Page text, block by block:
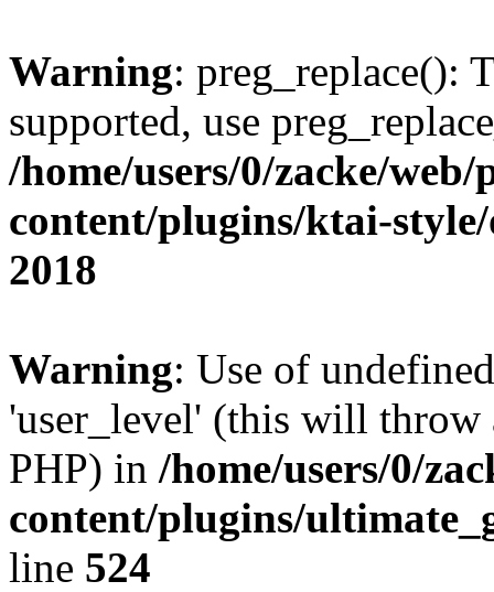
Warning: preg_replace():
supported, use
/home/users/0/zacke/
content/plugins/ktai-
2018
Warning: Use of
'user_level' (this will
PHP) in /home/users/0/
content/plugins/
line 524